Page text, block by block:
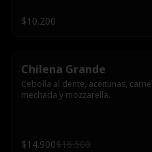
$10.200
Chilena Grande
Cebolla al dente, aceitunas, carne
mechada y mozzarella.
$14.900$16.500